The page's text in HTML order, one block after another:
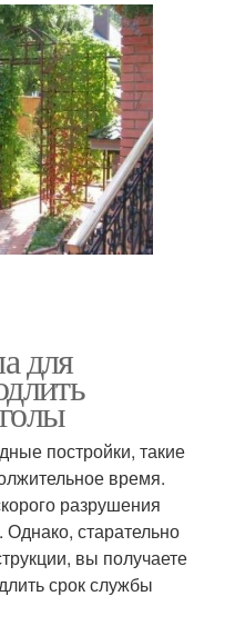
для
постройки, такие
время.
разрушения
старательно
вы получаете
срок службы